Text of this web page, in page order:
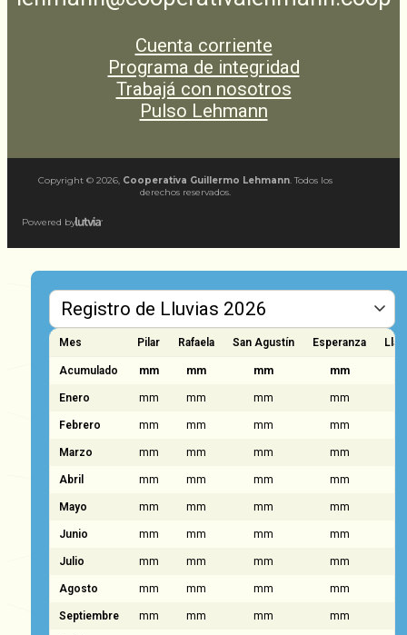
Cuenta corriente
Programa de integridad
Trabajá con nosotros
Pulso Lehmann
Copyright © 2026, Cooperativa Guillermo Lehmann. Todos los
derechos reservados.
Powered by
Mes Pilar Rafaela San Agustín Esperanza
Acumulado mm mm mm mm
Enero mm mm mm mm
Febrero mm mm mm mm
Marzo mm mm mm mm
Abril mm mm mm mm
Mayo mm mm mm mm
Junio mm mm mm mm
Julio mm mm mm mm
Agosto mm mm mm mm
Septiembre mm mm mm mm